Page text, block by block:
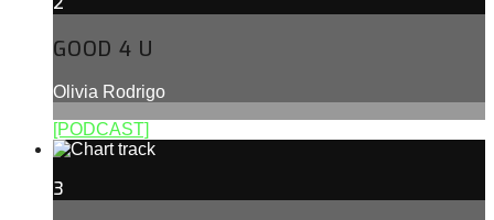
GOOD 4 U
Olivia Rodrigo
[PODCAST]
3